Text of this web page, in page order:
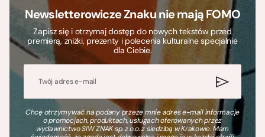
Newsletterowicze Znaku nie mają FOMO
Zapisz się i otrzymaj dostęp do nowych tekstów przed
premierą, zniżki, prezenty i polecenia kulturalne specjalnie
dla Ciebie.
Chcę otrzymywać na podany przeze mnie adres e-mail informacje
o promocjach, produktach, usługach oferowanych przez
wydawnictwo SIW ZNAK sp. z o.o. z siedzibą w Krakowie. Mam